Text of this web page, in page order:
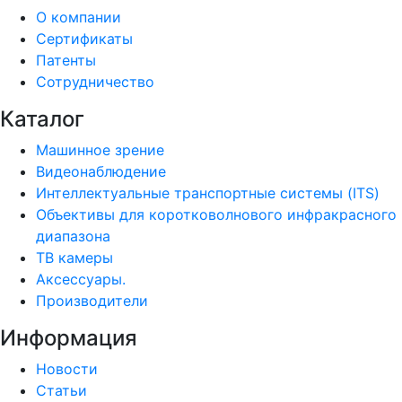
О компании
Сертификаты
Патенты
Сотрудничество
Каталог
Машинное зрение
Видеонаблюдение
Интеллектуальные транспортные системы (ITS)
Объективы для коротковолнового инфракрасного
диапазона
ТВ камеры
Аксессуары.
Производители
Информация
Новости
Статьи